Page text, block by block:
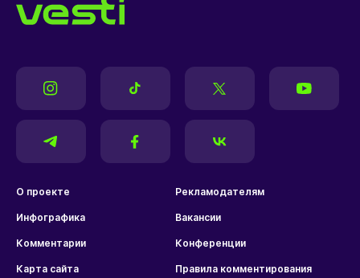
О проекте Рекламодателям
Инфографика Вакансии
Комментарии Конференции
Карта сайта Правила комментирования